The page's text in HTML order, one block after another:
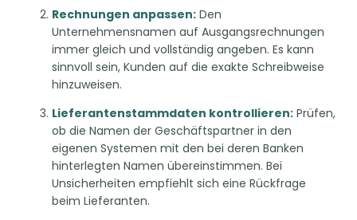
Rechnungen anpassen: Den
Unternehmensnamen auf Ausgangsrechnungen
immer gleich und vollständig angeben. Es kann
sinnvoll sein, Kunden auf die exakte Schreibweise
hinzuweisen.
Lieferantenstammdaten kontrollieren: Prüfen,
ob die Namen der Geschäftspartner in den
eigenen Systemen mit den bei deren Banken
hinterlegten Namen übereinstimmen. Bei
Unsicherheiten empfiehlt sich eine Rückfrage
beim Lieferanten.